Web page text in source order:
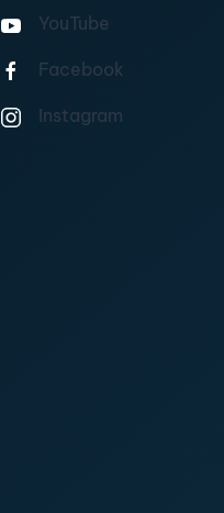
YouTube
Facebook
Instagram